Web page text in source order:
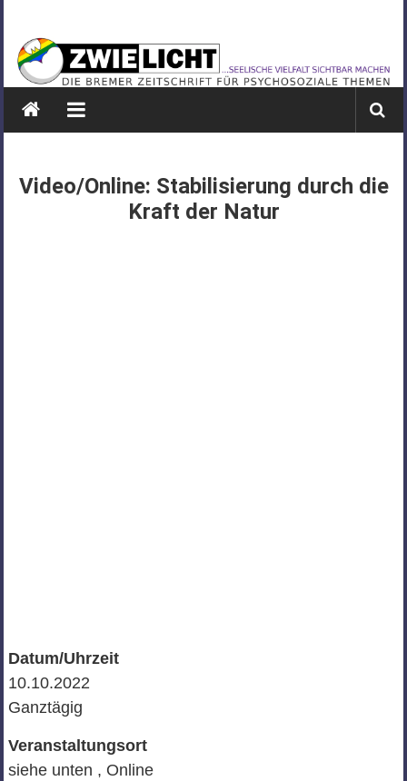
springen
ZWIELICHT
BREMEN
DIE
PSYCHOSOZIALE
Video/Online: Stabilisierung durch die
Kraft der Natur
Datum/Uhrzeit
10.10.2022
Ganztägig
Veranstaltungsort
siehe unten , Online